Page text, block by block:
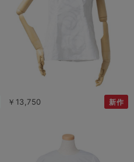
￥13,750 新作